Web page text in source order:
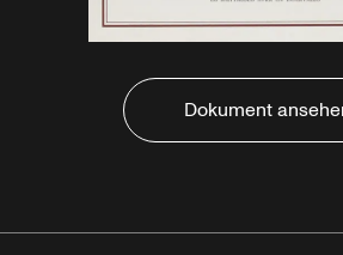
Dokument